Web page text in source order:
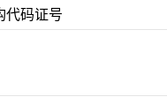
代码证号